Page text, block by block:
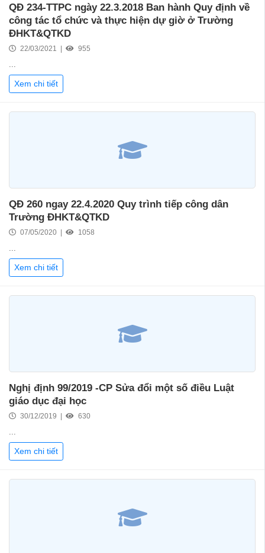
QĐ 234-TTPC ngày 22.3.2018 Ban hành Quy định về
công tác tổ chức và thực hiện dự giờ ở Trường
ĐHKT&QTKD
22/03/2021 | 955
...
Xem chi tiết
QĐ 260 ngay 22.4.2020 Quy trình tiếp công dân
Trường ĐHKT&QTKD
07/05/2020 | 1058
...
Xem chi tiết
Nghị định 99/2019 -CP Sửa đổi một số điều Luật
giáo dục đại học
30/12/2019 | 630
...
Xem chi tiết